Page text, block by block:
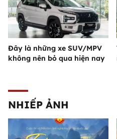
Đây là những xe SUV/MPV
không nên bỏ qua hiện nay
NHIẾP ẢNH